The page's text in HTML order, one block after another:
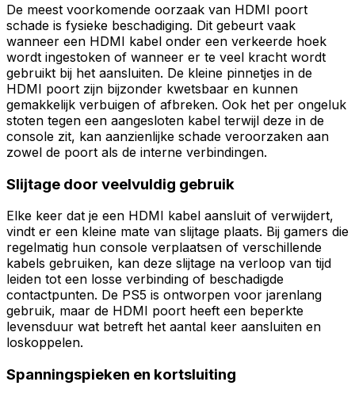
De meest voorkomende oorzaak van HDMI poort
schade is fysieke beschadiging. Dit gebeurt vaak
wanneer een HDMI kabel onder een verkeerde hoek
wordt ingestoken of wanneer er te veel kracht wordt
gebruikt bij het aansluiten. De kleine pinnetjes in de
HDMI poort zijn bijzonder kwetsbaar en kunnen
gemakkelijk verbuigen of afbreken. Ook het per ongeluk
stoten tegen een aangesloten kabel terwijl deze in de
console zit, kan aanzienlijke schade veroorzaken aan
zowel de poort als de interne verbindingen.
Slijtage door veelvuldig gebruik
Elke keer dat je een HDMI kabel aansluit of verwijdert,
vindt er een kleine mate van slijtage plaats. Bij gamers die
regelmatig hun console verplaatsen of verschillende
kabels gebruiken, kan deze slijtage na verloop van tijd
leiden tot een losse verbinding of beschadigde
contactpunten. De PS5 is ontworpen voor jarenlang
gebruik, maar de HDMI poort heeft een beperkte
levensduur wat betreft het aantal keer aansluiten en
loskoppelen.
Spanningspieken en kortsluiting